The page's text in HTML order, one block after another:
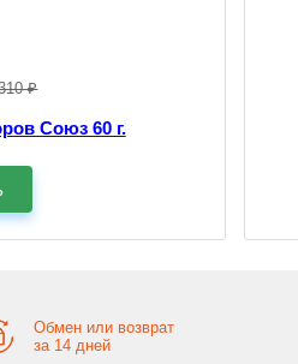
₽
Союз 60 г.
Обмен или возврат
за 14 дней